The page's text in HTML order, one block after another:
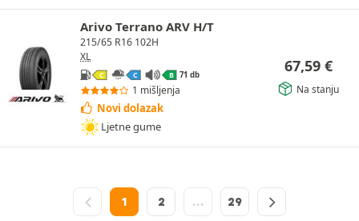
Arivo Terrano ARV H/T
215/65 R16 102H
XL
C C B 71 db
1 mišljenja
Novi dolazak
Ljetne gume
67,59 €
Na stanju
1 2 … 29